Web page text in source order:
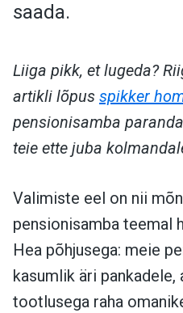
saada.
Liiga pikk, et lugeda?
artikli lõpus spikker
pensionisamba
teie ette juba
Valimiste eel on nii
pensionisamba teemal
Hea põhjusega: meie
kasumlik äri
tootlusega raha